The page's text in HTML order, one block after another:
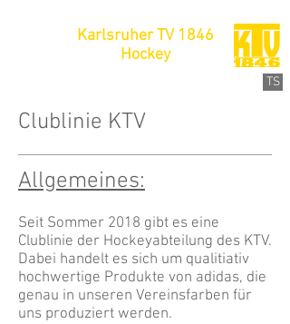
Karlsruher TV 1846
Hockey
TS
Clublinie KTV
Allgemeines:
Seit Sommer 2018 gibt es eine
Clublinie der Hockeyabteilung des KTV.
Dabei handelt es sich um qualitiativ
hochwertige Produkte von adidas, die
genau in unseren Vereinsfarben für
uns produziert werden.